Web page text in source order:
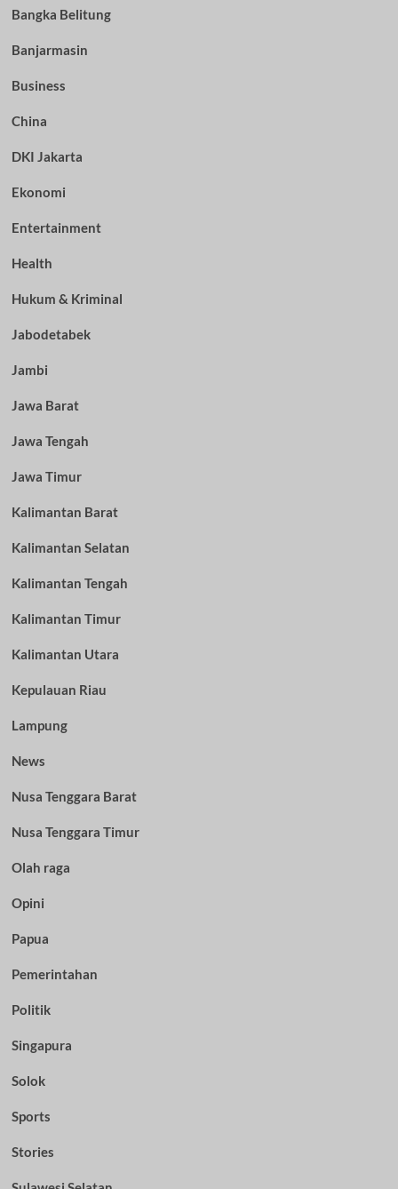
Bangka Belitung
Banjarmasin
Business
China
DKI Jakarta
Ekonomi
Entertainment
Health
Hukum & Kriminal
Jabodetabek
Jambi
Jawa Barat
Jawa Tengah
Jawa Timur
Kalimantan Barat
Kalimantan Selatan
Kalimantan Tengah
Kalimantan Timur
Kalimantan Utara
Kepulauan Riau
Lampung
News
Nusa Tenggara Barat
Nusa Tenggara Timur
Olah raga
Opini
Papua
Pemerintahan
Politik
Singapura
Solok
Sports
Stories